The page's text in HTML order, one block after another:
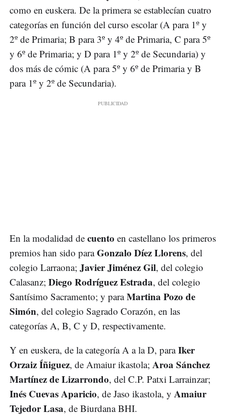
como en euskera. De la primera se establecían cuatro
categorías en función del curso escolar (A para 1º y
2º de Primaria; B para 3º y 4º de Primaria, C para 5º
y 6º de Primaria; y D para 1º y 2º de Secundaria) y
dos más de cómic (A para 5º y 6º de Primaria y B
para 1º y 2º de Secundaria).
En la modalidad de cuento en castellano los primeros
premios han sido paraGonzalo Díez Llorens, del
colegio Larraona; Javier Jiménez Gil, del colegio
Calasanz; Diego Rodríguez Estrada, del colegio
Santísimo Sacramento; y paraMartina Pozo de
Simón, del colegio Sagrado Corazón, en las
categorías A, B, C y D, respectivamente.
Y en euskera, de la categoría A a la D, paraIker
Orzaiz Íñiguez, de Amaiur ikastola; Aroa Sánchez
Martínez de Lizarrondo, del C.P. Patxi Larrainzar;
Inés Cuevas Aparicio, de Jaso ikastola, y Amaiur
Tejedor Lasa, de Biurdana BHI.